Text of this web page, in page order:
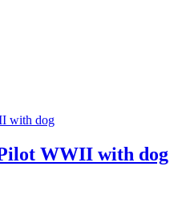
WWII with dog